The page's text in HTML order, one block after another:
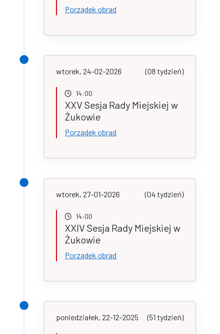
Porządek obrad
wtorek, 24-02-2026 (08 tydzień)
14:00
XXV Sesja Rady Miejskiej w
Żukowie
Porządek obrad
wtorek, 27-01-2026 (04 tydzień)
14:00
XXIV Sesja Rady Miejskiej w
Żukowie
Porządek obrad
poniedziałek, 22-12-2025 (51 tydzień)